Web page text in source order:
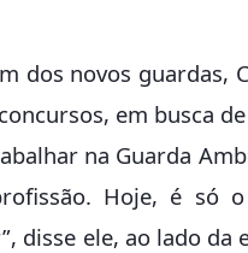
dos novos guardas,
em busca
na Guarda
Hoje, é só
disse ele, ao lado da